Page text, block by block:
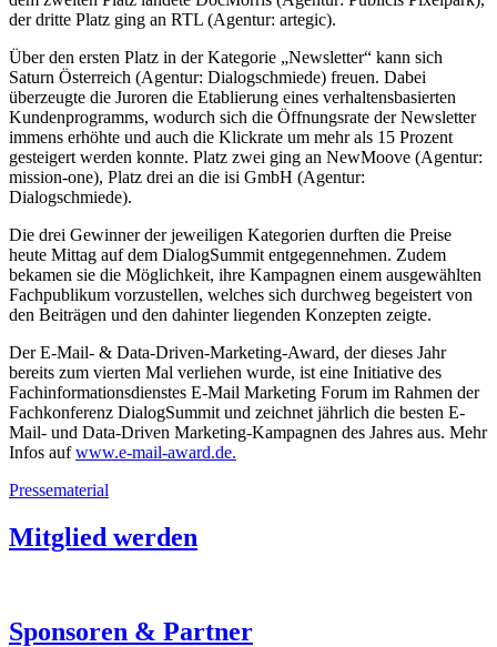
der dritte Platz ging an RTL (Agentur: artegic).
Über den ersten Platz in der Kategorie „Newsletter“ kann sich
Saturn Österreich (Agentur: Dialogschmiede) freuen. Dabei
überzeugte die Juroren die Etablierung eines verhaltensbasierten
Kundenprogramms, wodurch sich die Öffnungsrate der Newsletter
immens erhöhte und auch die Klickrate um mehr als 15 Prozent
gesteigert werden konnte. Platz zwei ging an NewMoove (Agentur:
mission-one), Platz drei an die isi GmbH (Agentur:
Dialogschmiede).
Die drei Gewinner der jeweiligen Kategorien durften die Preise
heute Mittag auf dem DialogSummit entgegennehmen. Zudem
bekamen sie die Möglichkeit, ihre Kampagnen einem ausgewählten
Fachpublikum vorzustellen, welches sich durchweg begeistert von
den Beiträgen und den dahinter liegenden Konzepten zeigte.
Der E-Mail- & Data-Driven-Marketing-Award, der dieses Jahr
bereits zum vierten Mal verliehen wurde, ist eine Initiative des
Fachinformationsdienstes E-Mail Marketing Forum im Rahmen der
Fachkonferenz DialogSummit und zeichnet jährlich die besten E-
Mail- und Data-Driven Marketing-Kampagnen des Jahres aus. Mehr
Infos aufwww.e-mail-award.de.
Pressematerial
Mitglied werden
Sponsoren & Partner